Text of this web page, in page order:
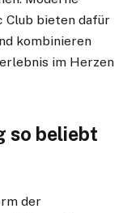
Club bieten dafür
kombinieren
im Herzen
so beliebt
der